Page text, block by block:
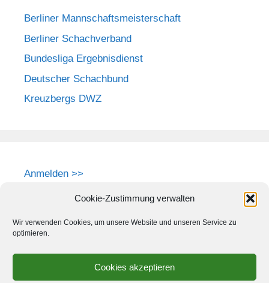
Cookie-Zustimmung verwalten
Wir verwenden Cookies, um unsere Website und unseren Service zu
optimieren.
Cookies akzeptieren
Berliner Mannschaftsmeisterschaft
Berliner Schachverband
Bundesliga Ergebnisdienst
Deutscher Schachbund
Kreuzbergs DWZ
Anmelden >>